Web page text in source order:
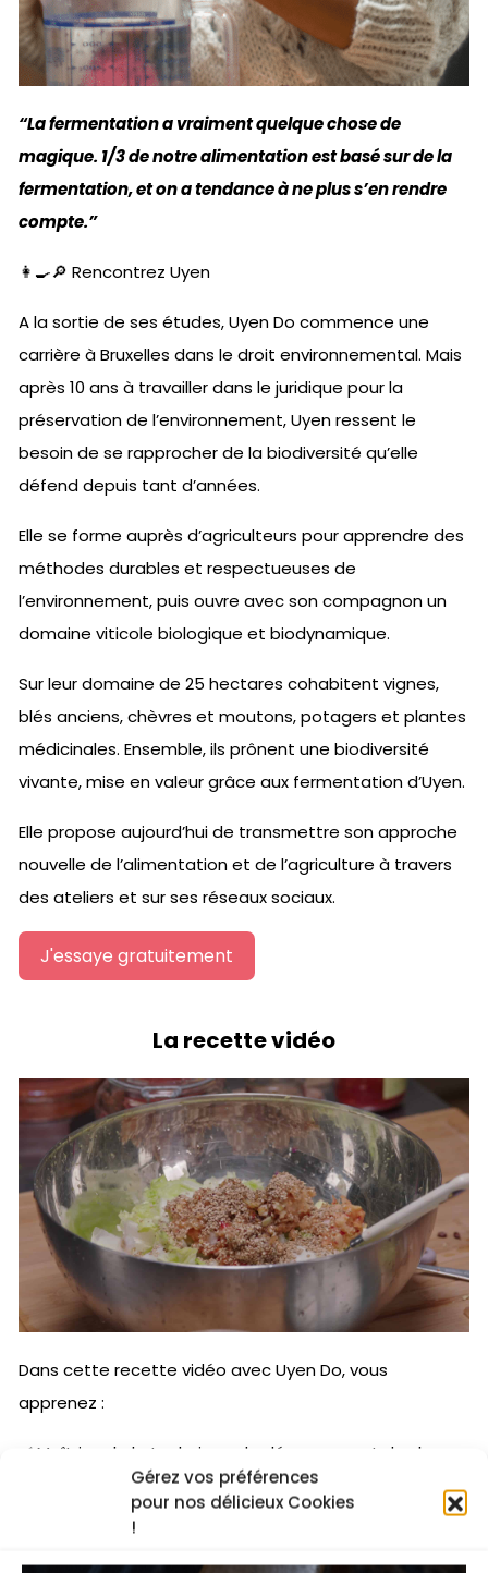
Gérez vos préférences
pour nos délicieux Cookies
!
“La fermentation a vraiment quelque chose de
magique. 1/3 de notre alimentation est basé sur de la
fermentation, et on a tendance à ne plus s’en rendre
compte.”
👩‍🍳🔎 Rencontrez Uyen
A la sortie de ses études, Uyen Do commence une
carrière à Bruxelles dans le droit environnemental. Mais
après 10 ans à travailler dans le juridique pour la
préservation de l’environnement, Uyen ressent le
besoin de se rapprocher de la biodiversité qu’elle
défend depuis tant d’années.
Elle se forme auprès d’agriculteurs pour apprendre des
méthodes durables et respectueuses de
l’environnement, puis ouvre avec son compagnon un
domaine viticole biologique et biodynamique.
Sur leur domaine de 25 hectares cohabitent vignes,
blés anciens, chèvres et moutons, potagers et plantes
médicinales. Ensemble, ils prônent une biodiversité
vivante, mise en valeur grâce aux fermentation d’Uyen.
Elle propose aujourd’hui de transmettre son approche
nouvelle de l’alimentation et de l’agriculture à travers
des ateliers et sur ses réseaux sociaux.
J'essaye gratuitement
Dans cette recette vidéo avec Uyen Do, vous
apprenez :
✅ Maîtrise de la technique de dégorgement du chou
pour une texture optimale.
✅ Réalisation d’une béchamel sans beurre
La recette vidéo